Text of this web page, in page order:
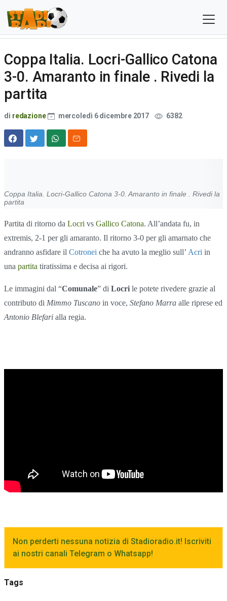
Coppa Italia. Locri-Gallico Catona
3-0. Amaranto in finale . Rivedi la
partita
di redazione mercoledì 6 dicembre 2017 6382
Coppa Italia. Locri-Gallico Catona 3-0. Amaranto in finale . Rivedi la
partita
Partita di ritorno da Locri vs Gallico Catona. All’andata fu, in
extremis, 2-1 per gli amaranto. Il ritorno 3-0 per gli amarnato che
andranno asfidare il Cotronei che ha avuto la meglio sull’ Acri in
una partita tiratissima e decisa ai rigori.
Le immagini dal “Comunale” di Locri le potete rivedere grazie al
contributo di Mimmo Tuscano in voce, Stefano Marra alle riprese ed
Antonio Blefari alla regia.
Non perderti nessuna notizia di Stadioradio.it! Iscriviti
ai nostri canali Telegram o Whatsapp!
Tags